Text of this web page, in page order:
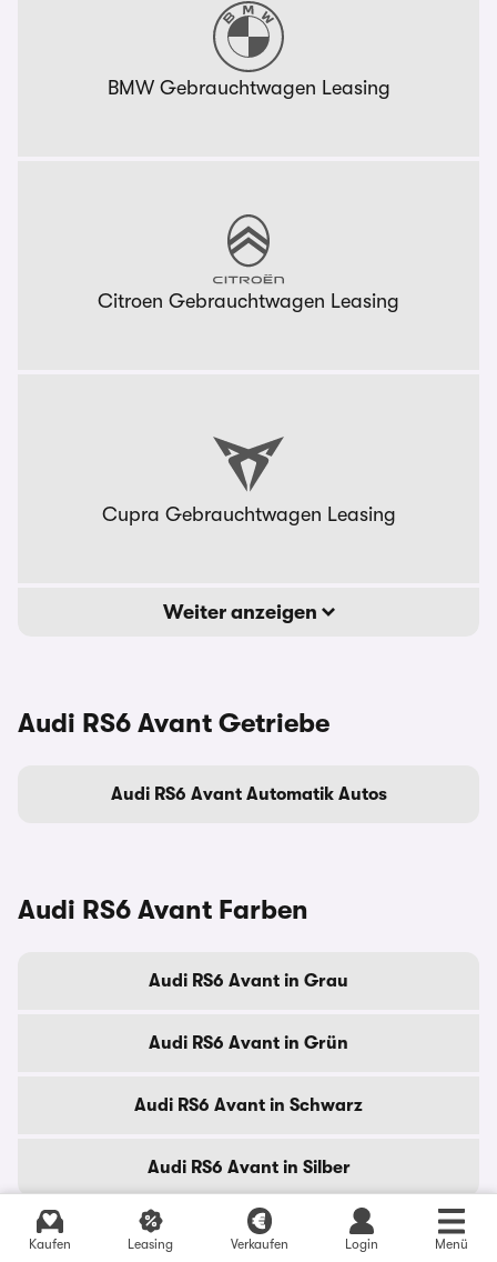
Kaufen Leasing Verkaufen Login Menü
BMW Gebrauchtwagen Leasing
Citroen Gebrauchtwagen Leasing
Cupra Gebrauchtwagen Leasing
Weiter anzeigen
Audi RS6 Avant Getriebe
Audi RS6 Avant Automatik Autos
Audi RS6 Avant Farben
Audi RS6 Avant in Grau
Audi RS6 Avant in Grün
Audi RS6 Avant in Schwarz
Audi RS6 Avant in Silber
Gebrauchtwagen nach Region